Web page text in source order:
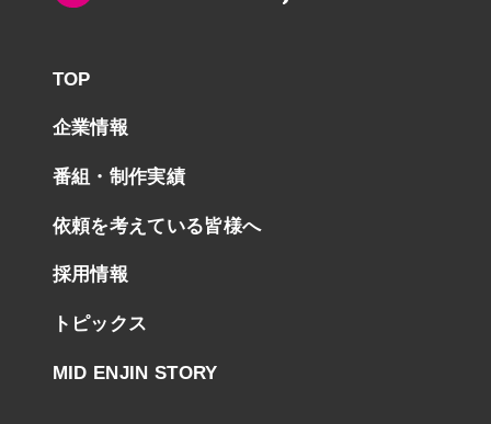
TOP
企業情報
番組・制作実績
依頼を考えている皆様へ
採用情報
トピックス
MID ENJIN STORY